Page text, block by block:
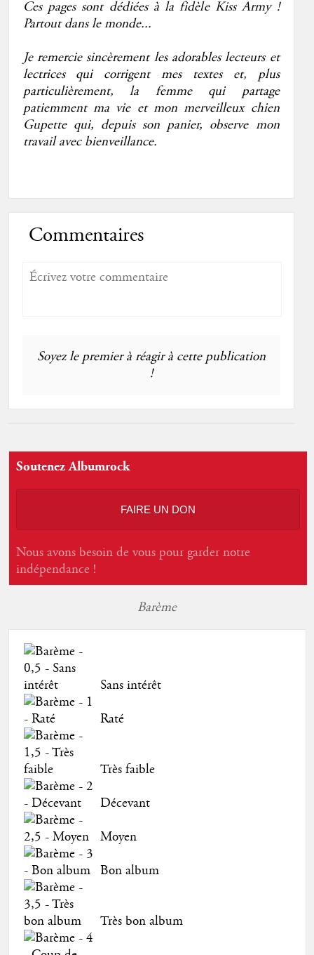
Ces pages sont dédiées à la fidèle Kiss Army !
Partout dans le monde...
Je remercie sincèrement les adorables lecteurs et
lectrices qui corrigent mes textes et, plus
particulièrement, la femme qui partage
patiemment ma vie et mon merveilleux chien
Gupette qui, depuis son panier, observe mon
travail avec bienveillance.
Commentaires
Soyez le premier à réagir à cette publication
!
Soutenez Albumrock
FAIRE UN DON
Nous avons besoin de vous pour garder notre
indépendance !
Barème
Sans intérêt
Raté
Très faible
Décevant
Moyen
Bon album
Très bon album